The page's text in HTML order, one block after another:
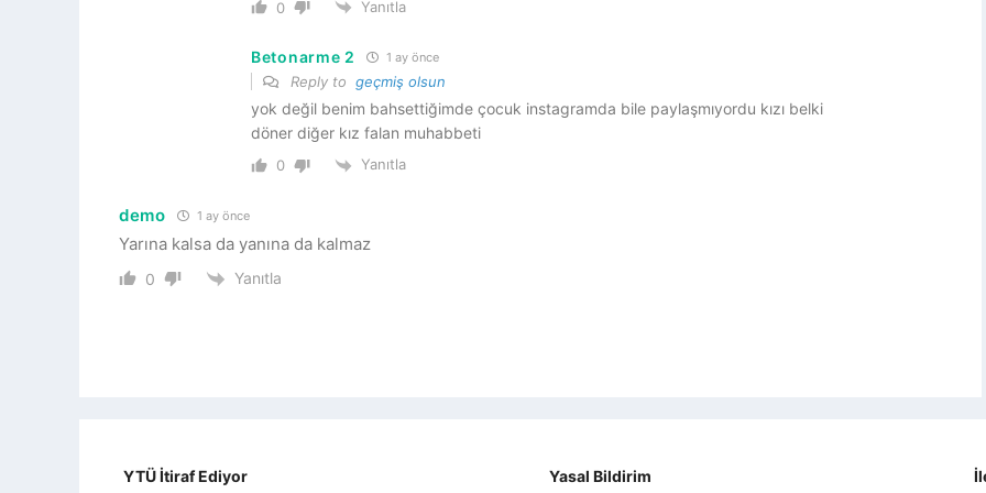
0 Yanıtla
Betonarme 2 1 ay önce
Reply to geçmiş olsun
yok değil benim bahsettiğimde çocuk instagramda bile paylaşmıyordu kızı belki
döner diğer kız falan muhabbeti
0 Yanıtla
demo 1 ay önce
Yarına kalsa da yanına da kalmaz
0 Yanıtla
YTÜ İtiraf Ediyor Yasal Bildirim